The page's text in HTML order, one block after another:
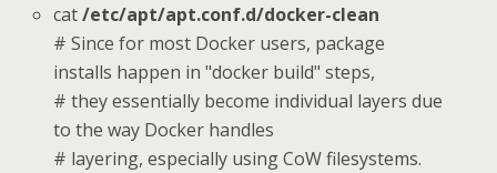
cat/etc/apt/apt.conf.d/docker-clean
# Since for most Docker users, package
installs happen in "docker build" steps,
# they essentially become individual layers due
to the way Docker handles
# layering, especially using CoW filesystems.